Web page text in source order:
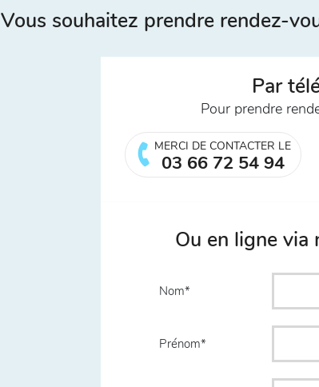
Vous souhaitez prendre rendez-
Par
Pour prendre
MERCI DE CONTACTER LE
03 66 72 54 94
Ou en ligne
Nom
Prénom